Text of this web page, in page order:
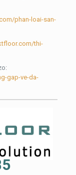
phan-loai-san-
thi-
gap-ve-da-